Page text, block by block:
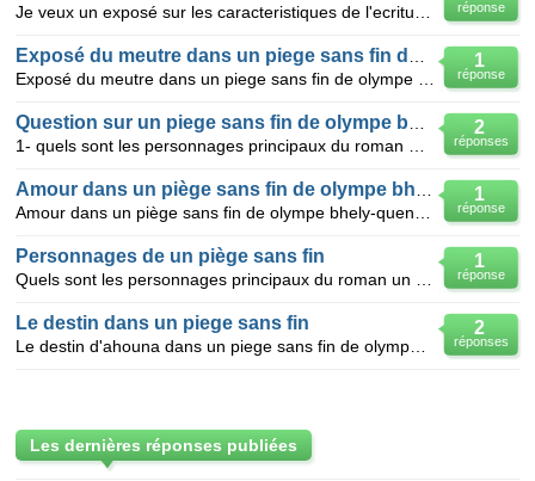
réponse
1
réponse
2
réponses
1
réponse
1
réponse
Personnages de un piège sans fin
2
réponses
Le destin dans un piege sans fin
Les dernières réponses publiées